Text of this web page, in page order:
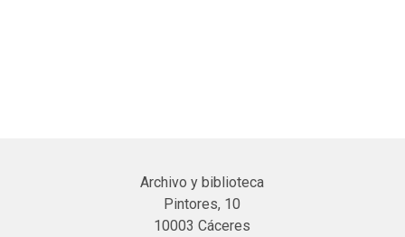
Archivo y biblioteca
Pintores, 10
10003 Cáceres